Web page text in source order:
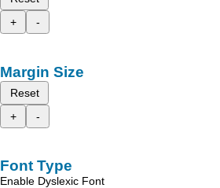
+
-
Margin Size
Reset
+
-
Font Type
Enable Dyslexic Font